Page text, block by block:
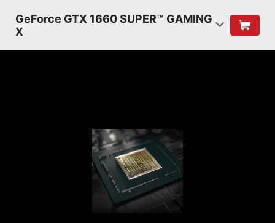
GeForce GTX 1660 SUPER™ GAMING
X